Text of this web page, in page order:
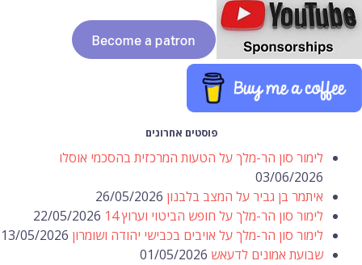
פוסטים אחרונים
לימור סון הר-מלך על הטעות המרכזית בהסכמי אוסלו
03/06/2026
איתמר בן גביר על המצב בלבנון 26/05/2026
לימור סון הר-מלך על חופש הביטוי וערוץ 14
22/05/2026
לימור סון הר-מלך על אויבים בכבישי יהודה ושומרון 13/05/2026
שבועת אמונים לדעאש 01/05/2026